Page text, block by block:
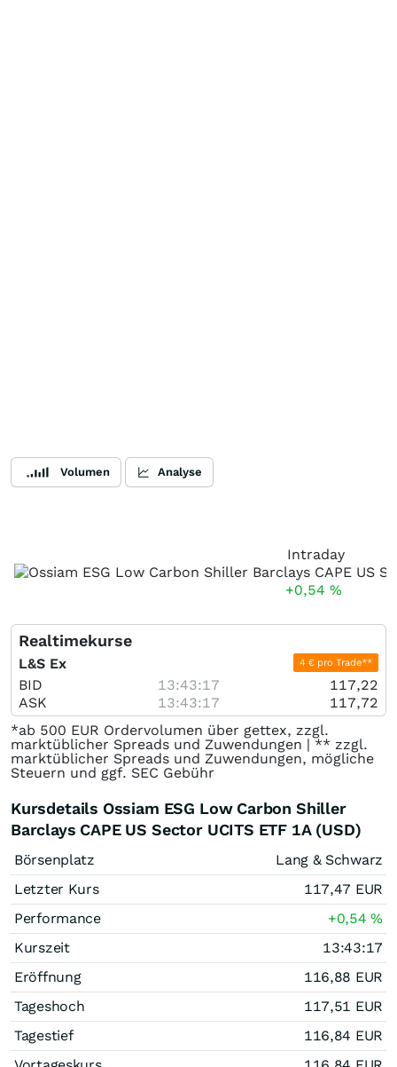
Volumen Analyse
Intraday
+0,54 %
Realtimekurse
L&S Ex 4 € pro Trade**
BID 13:43:17
117,22
ASK
13:43:17
117,72
*ab 500 EUR Ordervolumen über gettex, zzgl.
marktüblicher Spreads und Zuwendungen | ** zzgl.
marktüblicher Spreads und Zuwendungen, mögliche
Steuern und ggf. SEC Gebühr
Kursdetails Ossiam ESG Low Carbon Shiller
Barclays CAPE US Sector UCITS ETF 1A (USD)
Börsenplatz
Lang & Schwarz
Letzter Kurs
117,47 EUR
Performance
+0,54%
Kurszeit
13:43:17
Eröffnung
116,88 EUR
Tageshoch
117,51 EUR
Tagestief
116,84 EUR